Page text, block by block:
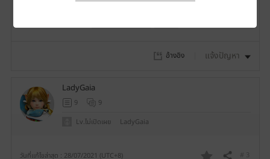
ก
า
อ้างอิง แจ้งปัญหา
วันที่แก้ไขล่าสุด : 28/07/2021 (UTC+8) # 3
LadyGaia
9
9
Lv.ไม่เปิดเผย
LadyGaia